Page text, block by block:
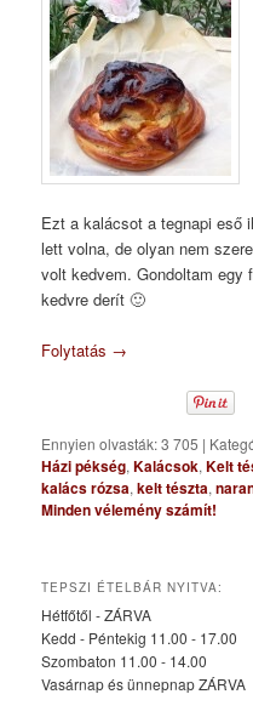
Ezt a kalácsot a tegnapi eső
lett volna, de olyan nem
volt kedvem. Gondoltam egy
kedvre derít 🙂
Folytatás →
Ennyien olvasták: 3 705 |
Házi pékség,Kalácsok,Kelt
kalács rózsa,kelt tészta,
Minden vélemény számít!
TEPSZI ÉTELBÁR NYITVA:
Hétfőtől - ZÁRVA
Kedd - Péntekig 11.00 - 17.00
Szombaton 11.00 - 14.00
Vasárnap és ünnepnap ZÁRVA